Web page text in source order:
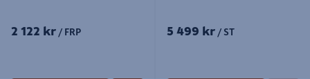
2 122 kr / FRP 5 499 kr / ST